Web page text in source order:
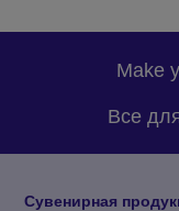
Make
Все
Сувенирная